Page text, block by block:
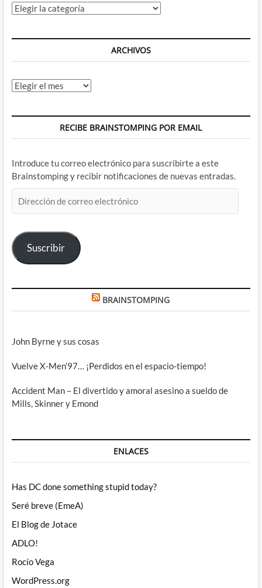
Categorías
ARCHIVOS
Archivos
RECIBE BRAINSTOMPING POR EMAIL
Introduce tu correo electrónico para suscribirte a este
Brainstomping y recibir notificaciones de nuevas entradas.
de
electrónico
Suscribir
BRAINSTOMPING
John Byrne y sus cosas
Vuelve X-Men’97… ¡Perdidos en el espacio-tiempo!
Accident Man – El divertido y amoral asesino a sueldo de
Mills, Skinner y Emond
ENLACES
Has DC done something stupid today?
Seré breve (EmeA)
El Blog de Jotace
ADLO!
Rocío Vega
WordPress.org